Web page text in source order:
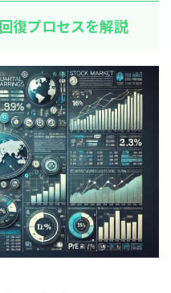
復プロセスを解説